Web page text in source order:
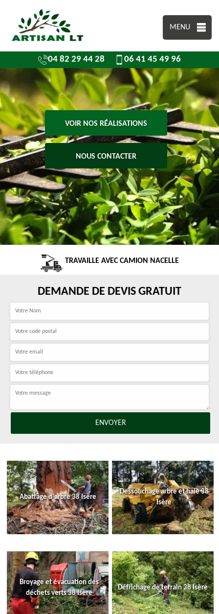
MENU
04 82 29 44 28 06 41 45 49 96
VOIR NOS RÉALISATIONS
NOUS CONTACTER
TRAVAILLE AVEC CAMION NACELLE
DEMANDE DE DEVIS GRATUIT
Abattage d'arbre 38 Isère
Dessouchage arbre et haie 38
Isère
Broyage et évacuation des
déchets verts 38 Isère
Défrichage de terrain 38 Isère